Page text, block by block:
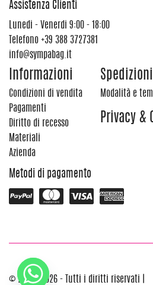
Assistenza Clienti
Lunedi - Venerdi 9:00 - 18:00
Telefono +39 388 3727381
info@sympabag.it
Informazioni
Condizioni di vendita
Pagamenti
Diritto di recesso
Materiali
Azienda
Spedizioni
Modalità e
Privacy &
Metodi di pagamento
© 2012 - 2026 - Tutti i diritti riservati |